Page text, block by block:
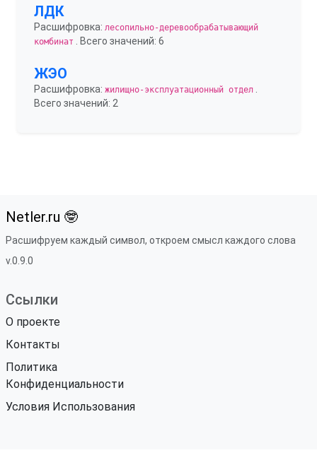
ЛДК
Расшифровка: лесопильно-деревообрабатывающий
комбинат
. Всего значений: 6
ЖЭО
Расшифровка: жилищно-эксплуатационный отдел
Всего значений: 2
Netler.ru 🤓
Расшифруем каждый символ, откроем смысл каждого слова
v.0.9.0
Ссылки
О проекте
Контакты
Политика
Конфиденциальности
Условия Использования